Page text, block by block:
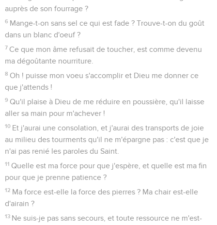
auprès de son fourrage ?
6 Mange-t-on sans sel ce qui est fade ? Trouve-t-on du goût
dans un blanc d'oeuf ?
7 Ce que mon âme refusait de toucher, est comme devenu
ma dégoûtante nourriture.
8 Oh ! puisse mon voeu s'accomplir et Dieu me donner ce
que j'attends !
9 Qu'il plaise à Dieu de me réduire en poussière, qu'il laisse
aller sa main pour m'achever !
10 Et j'aurai une consolation, et j'aurai des transports de joie
au milieu des tourments qu'il ne m'épargne pas : c'est que je
n'ai pas renié les paroles du Saint.
11 Quelle est ma force pour que j'espère, et quelle est ma fin
pour que je prenne patience ?
12 Ma force est-elle la force des pierres ? Ma chair est-elle
d'airain ?
13 Ne suis-je pas sans secours, et toute ressource ne m'est-